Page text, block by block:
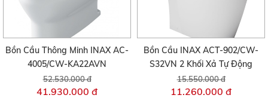
Bồn Cầu Thông Minh INAX AC-
4005/CW-KA22AVN
52.530.000 đ
41.930.000 đ
Bồn Cầu INAX ACT-902/CW-
S32VN 2 Khối Xả Tự Động
15.550.000 đ
11.260.000 đ